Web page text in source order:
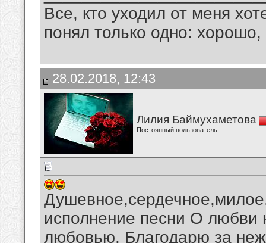
Все, кто уходил от меня
понял только одно:
28.02.2018, 12:43
Лилия Баймухаметова
Постоянный пользователь
исполнение песни О любви
любовью. Благодарю за